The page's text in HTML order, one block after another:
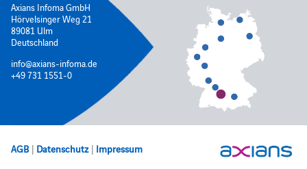
Axians Infoma GmbH
Hörvelsinger Weg 21
89081 Ulm
Deutschland
info@axians-infoma.de
+49 731 1551-0
AGB | Datenschutz | Impressum